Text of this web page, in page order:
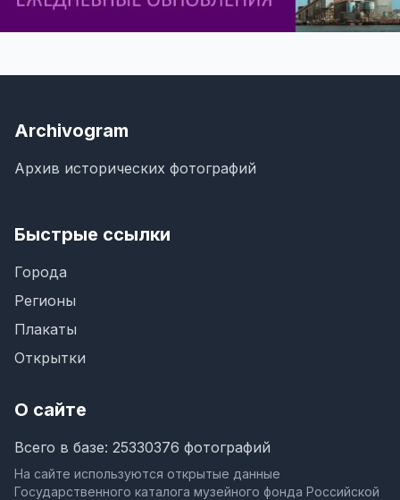
Archivogram
Архив исторических фотографий
Быстрые ссылки
Города
Регионы
Плакаты
Открытки
О сайте
Всего в базе: 25330376 фотографий
На сайте используются открытые данные
Государственного каталога музейного фонда Российской